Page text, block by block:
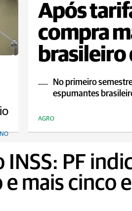
Após
compra
brasileiro
No primeiro
espumantes
AGRO
INSS: PF
mais cinco